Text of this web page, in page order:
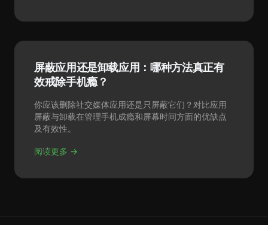
屏蔽应用还是卸载应用：哪种方法真正有
效戒除手机瘾？
你应该删除社交媒体应用还是只屏蔽它们？对比应用
屏蔽与卸载在管理手机成瘾和屏幕时间方面的优缺点
及有效性。
阅读更多 →